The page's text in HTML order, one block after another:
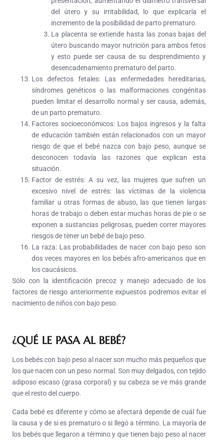
del útero y su irritabilidad, lo que explicaría el
incremento de la posibilidad de parto prematuro.
La placenta se extiende hasta las zonas bajas del
útero buscando mayor nutrición para ambos fetos
y esto puede ser causa de su desprendimiento y
desencadenamiento prematuro del parto.
Los defectos fetales: Las enfermedades hereditarias,
síndromes genéticos o las malformaciones congénitas
pueden limitar el desarrollo normal y ser causa, además,
de un parto prematuro.
Factores socioeconómicos: Los bajos ingresos y la falta
de educación también están relacionados con un mayor
riesgo de que el bebé nazca con bajo peso, aunque se
desconocen todavía las razones que explican esta
situación.
Factor de estrés:A su vez, las mujeres que sufren un
excesivo nivel de estrés: las víctimas de la violencia
familiar u otras formas de abuso, las que tienen largas
horas de trabajo o deben estar muchas horas de pie o se
exponen a sustancias peligrosas, pueden correr mayores
riesgos de tener un bebé de bajo peso.
La raza: Las probabilidades de nacer con bajo peso son
dos veces mayores en los bebés afro-americanos que en
los caucásicos.
Sólo con la identificación precoz y manejo adecuado de los
factores de riesgo anteriormente expuestos podremos evitar el
nacimiento de niños con bajo peso.
¿QUÉ LE PASA AL BEBÉ?
Los bebés con bajo peso al nacer son mucho más pequeños que
los que nacen con un peso normal. Son muy delgados, con tejido
adiposo escaso (grasa corporal) y su cabeza se ve más grande
que el resto del cuerpo.
Cada bebé es diferente y cómo se afectará depende de cuál fue
la causa y de si es prematuro o si llegó a término. La mayoría de
los bebés que llegaron a término y que tienen bajo peso al nacer